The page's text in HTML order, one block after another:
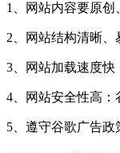
1、网站内容要原创
2、网站结构清晰、
3、网站加载速度快
4、网站安全性高：
5、遵守谷歌广告政